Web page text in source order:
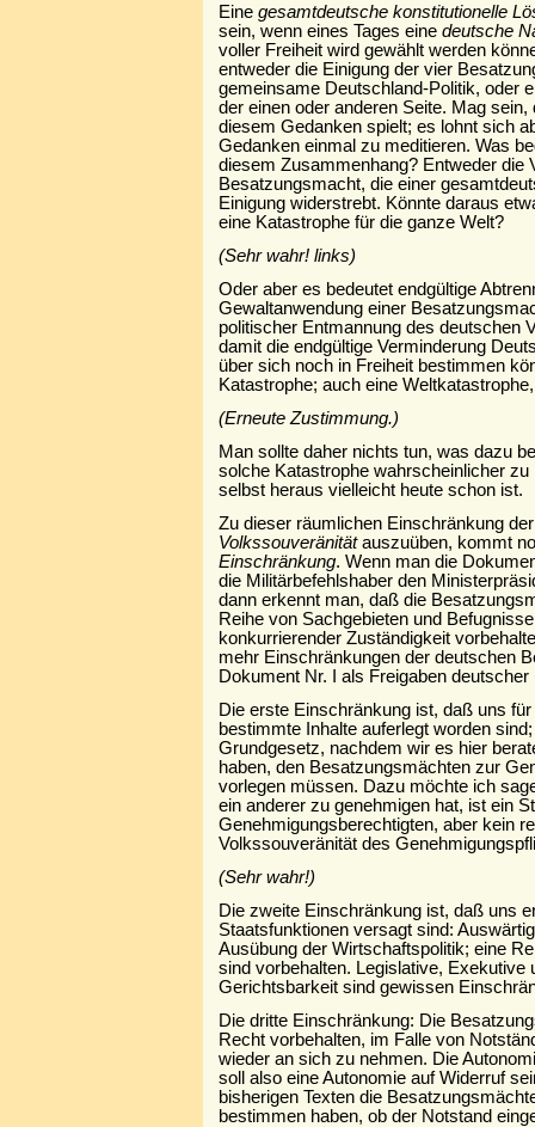
Einegesamtdeutsche konstitutionelle
sein, wenn eines Tages einedeutsche
voller Freiheit wird gewählt werden
entweder die Einigung der vier
gemeinsame Deutschland-Politik, oder
der einen oder anderen Seite. Mag
diesem Gedanken spielt; es lohnt sich
Gedanken einmal zu meditieren. Was
diesem Zusammenhang? Entweder die
Besatzungsmacht, die einer
Einigung widerstrebt. Könnte daraus
eine Katastrophe für die ganze Welt?
(Sehr wahr! links)
Oder aber es bedeutet endgültige
Gewaltanwendung einer
politischer Entmannung des deutschen
damit die endgültige Verminderung
über sich noch in Freiheit bestimmen
Katastrophe; auch eine
(Erneute Zustimmung.)
Man sollte daher nichts tun, was dazu
solche Katastrophe wahrscheinlicher
selbst heraus vielleicht heute schon ist.
Zu dieser räumlichen Einschränkung
Volkssouveränitätauszuüben, kommt
Einschränkung. Wenn man die
die Militärbefehlshaber den
dann erkennt man, daß die
Reihe von Sachgebieten und
konkurrierender Zuständigkeit
mehr Einschränkungen der deutschen
Dokument Nr. I als Freigaben
Die erste Einschränkung ist, daß uns
bestimmte Inhalte auferlegt worden
Grundgesetz, nachdem wir es hier
haben, den Besatzungsmächten zur
vorlegen müssen. Dazu möchte ich
ein anderer zu genehmigen hat, ist ein
Genehmigungsberechtigten, aber kein
Volkssouveränität des
(Sehr wahr!)
Die zweite Einschränkung ist, daß uns
Staatsfunktionen versagt sind:
Ausübung der Wirtschaftspolitik; eine
sind vorbehalten. Legislative, Exekutive
Gerichtsbarkeit sind gewissen
Die dritte Einschränkung: Die
Recht vorbehalten, im Falle von
wieder an sich zu nehmen. Die
soll also eine Autonomie auf Widerruf
bisherigen Texten die
bestimmen haben, ob der Notstand